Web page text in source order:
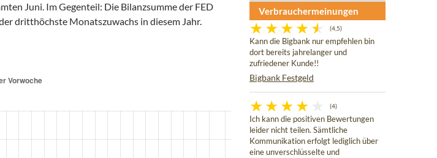
Juni. Im Gegenteil: Die Bilanzsumme der FED
dritthöchste Monatszuwachs in diesem Jahr.
Verbrauchermeinungen
(4,5)
Kann die Bigbank nur empfehlen bin
dort bereits jahrelanger und
zufriedener Kunde!!
Bigbank Festgeld
(4)
Ich kann die positiven Bewertungen
leider nicht teilen. Sämtliche
Kommunikation erfolgt lediglich über
eine unverschlüsselte und